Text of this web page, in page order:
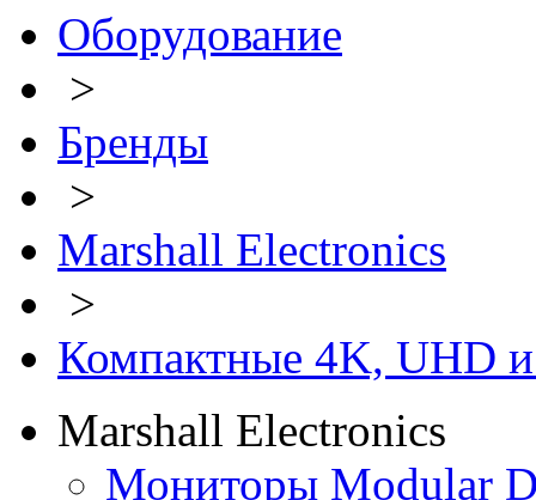
Оборудование
>
Бренды
>
Marshall Electronics
>
Компактные 4K, UHD
Marshall Electronics
Мониторы Modular